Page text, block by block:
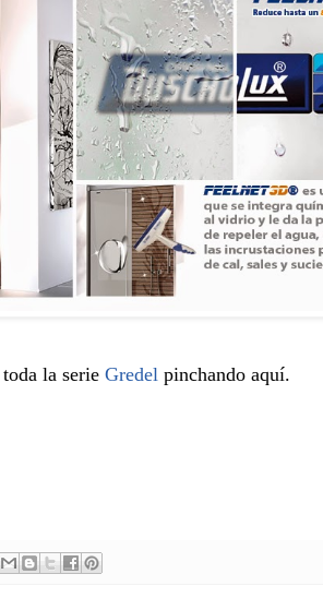
la serie Gredel pinchando aquí.